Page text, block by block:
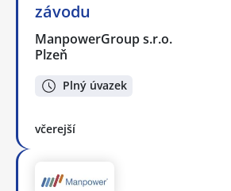
závodu
ManpowerGroup s.r.o.
Plzeň
Plný úvazek
včerejší